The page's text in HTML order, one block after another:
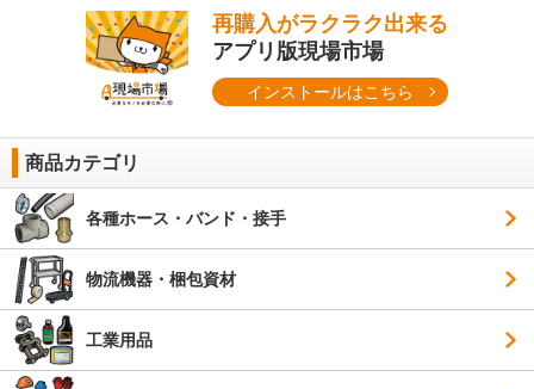
再購入がラクラク出来る
アプリ版現場市場
インストールはこちら
商品カテゴリ
各種ホース・バンド・接手
物流機器・梱包資材
工業用品